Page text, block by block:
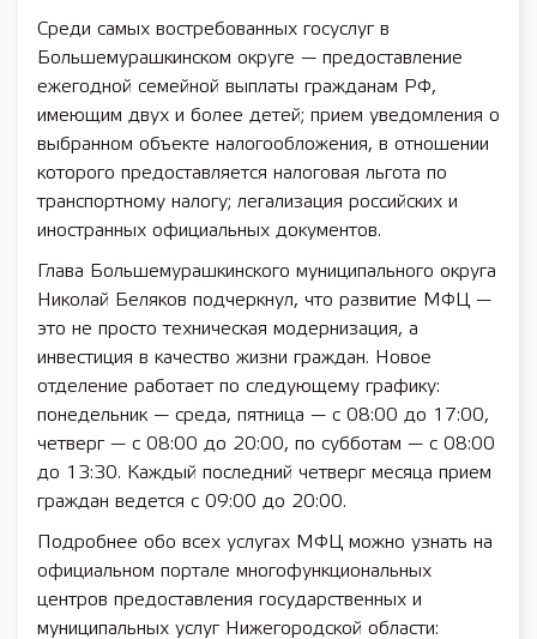
Среди самых востребованных госуслуг в
Большемурашкинском округе — предоставление
ежегодной семейной выплаты гражданам РФ,
имеющим двух и более детей; прием уведомления о
выбранном объекте налогообложения, в отношении
которого предоставляется налоговая льгота по
транспортному налогу; легализация российских и
иностранных официальных документов.
Глава Большемурашкинского муниципального округа
Николай Беляков подчеркнул, что развитие МФЦ —
это не просто техническая модернизация, а
инвестиция в качество жизни граждан. Новое
отделение работает по следующему графику:
понедельник — среда, пятница — с 08:00 до 17:00,
четверг — с 08:00 до 20:00, по субботам — с 08:00
до 13:30. Каждый последний четверг месяца прием
граждан ведется с 09:00 до 20:00.
Подробнее обо всех услугах МФЦ можно узнать на
официальном портале многофункциональных
центров предоставления государственных и
муниципальных услуг Нижегородской области: